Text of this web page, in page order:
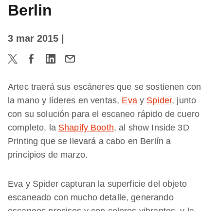
Berlin
3 mar 2015
Artec traerá sus escáneres que se sostienen con
la mano y líderes en ventas, Evay Spider, junto
con su solución para el escaneo rápido de cuero
completo, la Shapify Booth, al show Inside 3D
Printing que se llevará a cabo en Berlín a
principios de marzo.
Eva y Spider capturan la superficie del objeto
escaneado con mucho detalle, generando